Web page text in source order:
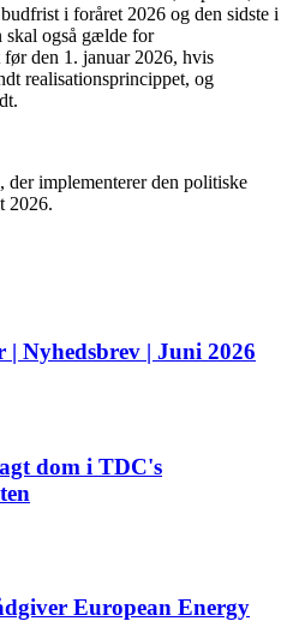
i foråret 2026 og den sidste i
skal også gælde for
den 1. januar 2026, hvis
realisationsprincippet, og
der implementerer den politiske
2026.
Nyhedsbrev | Juni 2026
dom i TDC's
European Energy